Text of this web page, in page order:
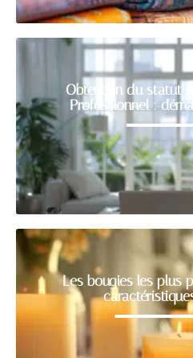
Obtention du statut
Professionnel :
Les bougies les plus